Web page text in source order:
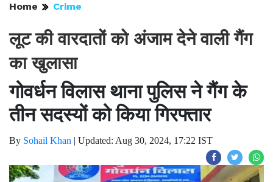
Home Crime
लूट की वारदातों को अंजाम देने वाली गैंग
का खुलासा
गोवर्धन विलास थाना पुलिस ने गैंग के
तीन सदस्यों को किया गिरफ्तार
By Sohail Khan | Updated: Aug 30, 2024, 17:22 IST